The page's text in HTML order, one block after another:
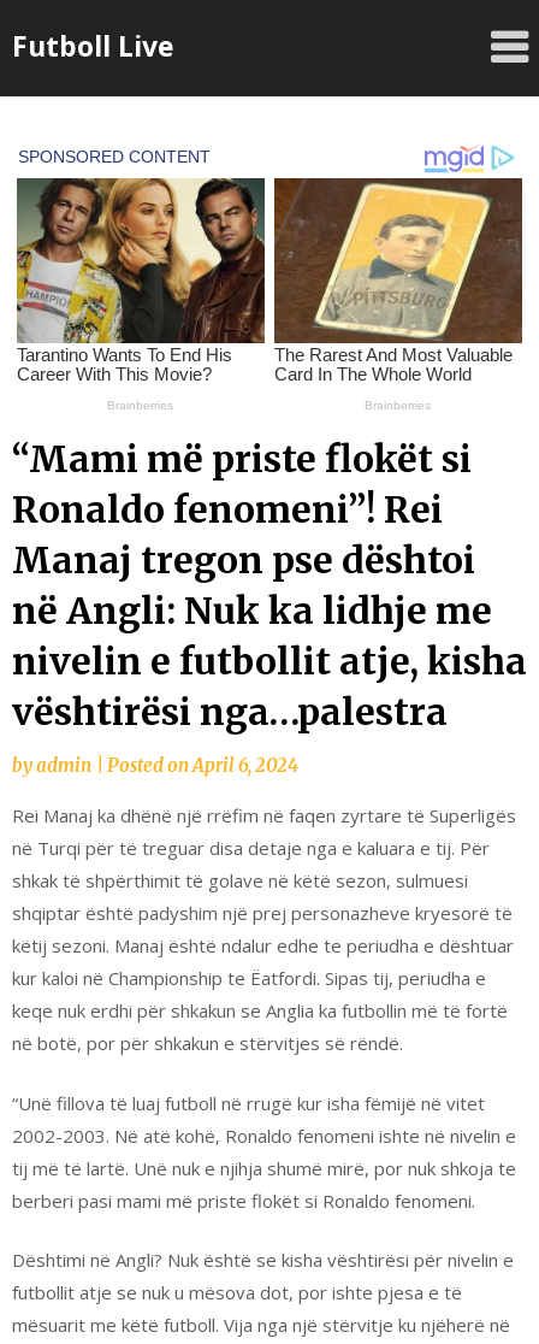
toFutboll Live
“Mami më priste flokët si
Ronaldo fenomeni”! Rei
Manaj tregon pse dështoi
në Angli: Nuk ka lidhje me
nivelin e futbollit atje, kisha
vështirësi nga…palestra
byadmin Posted onApril 6, 2024
Rei Manaj ka dhënë një rrëfim në faqen zyrtare të Superligës
në Turqi për të treguar disa detaje nga e kaluara e tij. Për
shkak të shpërthimit të golave në këtë sezon, sulmuesi
shqiptar është padyshim një prej personazheve kryesorë të
këtij sezoni. Manaj është ndalur edhe te periudha e dështuar
kur kaloi në Championship te Ëatfordi. Sipas tij, periudha e
keqe nuk erdhi për shkakun se Anglia ka futbollin më të fortë
në botë, por për shkakun e stërvitjes së rëndë.
“Unë fillova të luaj futboll në rrugë kur isha fëmijë në vitet
2002-2003. Në atë kohë, Ronaldo fenomeni ishte në nivelin e
tij më të lartë. Unë nuk e njihja shumë mirë, por nuk shkoja te
berberi pasi mami më priste flokët si Ronaldo fenomeni.
Dështimi në Angli? Nuk është se kisha vështirësi për nivelin e
futbollit atje se nuk u mësova dot, por ishte pjesa e të
mësuarit me këtë futboll. Vija nga një stërvitje ku njëherë në